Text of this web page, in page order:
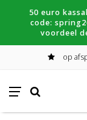
50 euro
code:
voordeel
op